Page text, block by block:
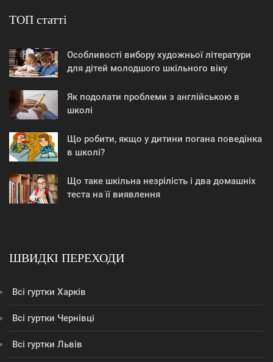
ТОП статті
Особливості вибору художньої літератури
для дітей молодшого шкільного віку
Як подолати проблеми з англійською в
школі
Що робити, якщо у дитини погана поведінка
в школі?
Що таке шкільна незрілість і два домашніх
теста на її виявлення
ШВИДКІ ПЕРЕХОДИ
Всі гуртки Харків
Всі гуртки Чернівці
Всі гуртки Львів